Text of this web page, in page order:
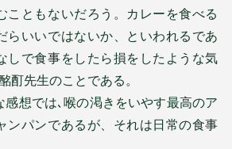
ともないだろう。カレーを食べる
らいいではないか、といわれるであ
しで食事をしたら損をしたような気
酊先生のことである。
想では､喉の渇きをいやす最高のア
ンパンであるが、それは日常の食事